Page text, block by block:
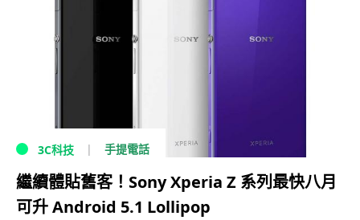
3C科技 手提電話
繼續體貼舊客！Sony Xperia Z 系列最快八月
可升 Android 5.1 Lollipop